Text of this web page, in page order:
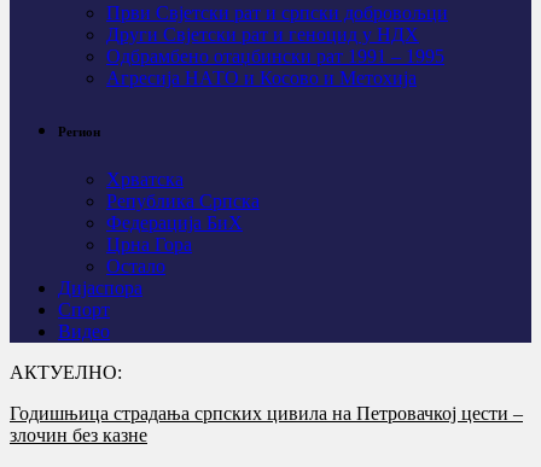
Први Свјeтски рат и српски добровољци
Други Свјетски рат и геноцид у НДХ
Одбрамбено отаџбински рат 1991 – 1995
Агресија НАТО и Косово и Метохија
Регион
Хрватска
Република Српска
Федерација БиХ
Црна Гора
Остало
Дијаспора
Спорт
Видео
АКТУЕЛНО:
Годишњица страдања српских цивила на Петровачкој цести –
злочин без казне